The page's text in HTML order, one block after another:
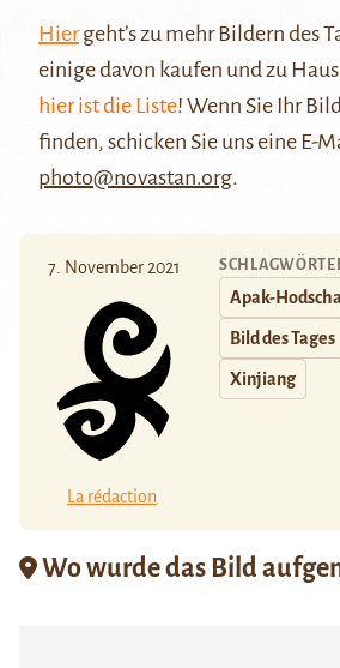
Hiergeht’s zu mehr Bildern des
einige davon kaufen und zu
hier ist die Liste! Wenn Sie Ihr
finden, schicken Sie uns eine E-
photo@novastan.org.
7. November 2021
La rédaction
Apak-
Bild des Tages
Xinjiang
Wo wurde das Bild